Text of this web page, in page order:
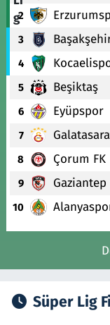
2
3
4
5 Beşiktaş
6 Eyüpspor
7
8 Çorum FK
9 Gaziantep
10
Süper Lig